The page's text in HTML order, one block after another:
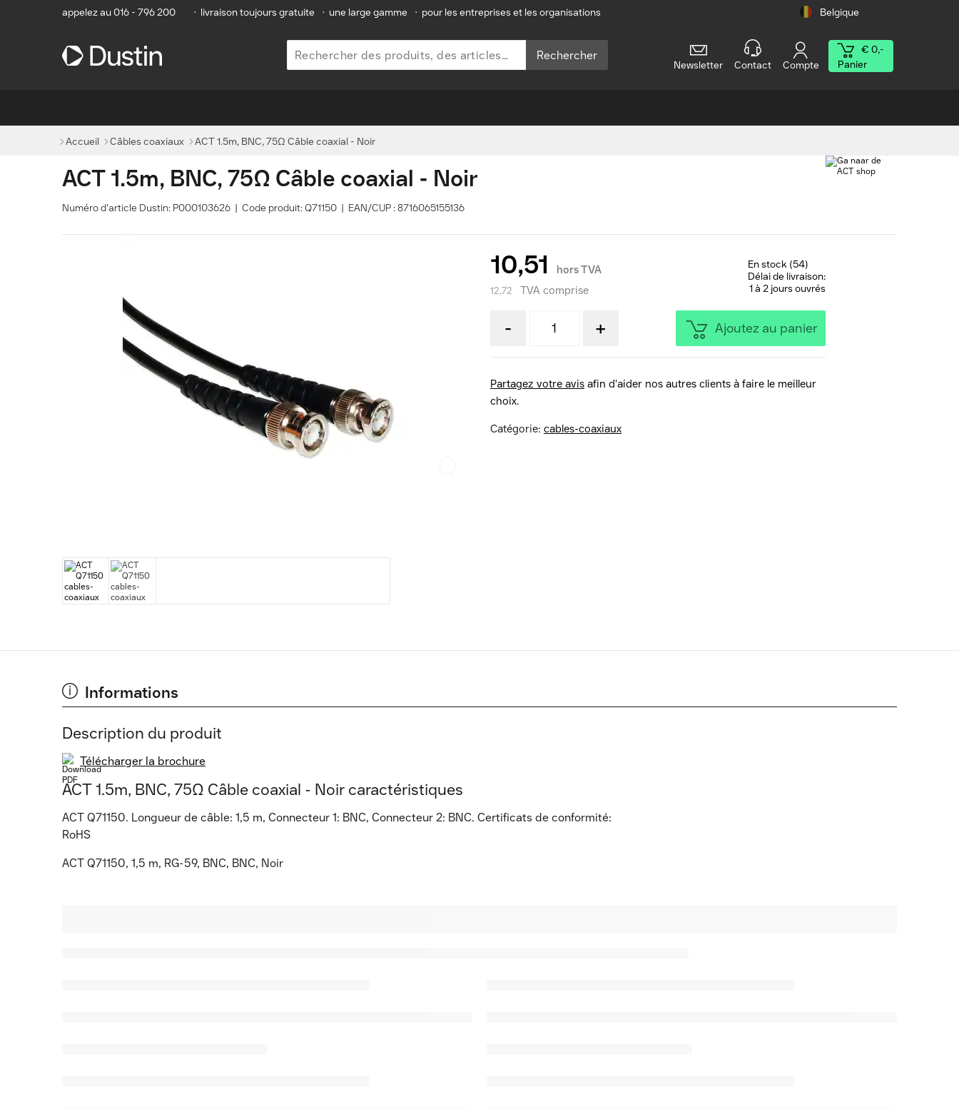
appelez au 016 - 796 200 • livraison toujours gratuite • une large gamme • pour les entreprises et les organisations Belgique
Rechercher
Newsletter Contact Compte
€ 0,-
Panier
Accueil Câbles coaxiaux ACT 1.5m, BNC, 75Ω Câble coaxial - Noir
ACT 1.5m, BNC, 75Ω Câble coaxial - Noir
Numéro d'article Dustin: P000103626 | Code produit: Q71150 | EAN/CUP : 8716065155136
10,51 hors TVA
12,72 TVA comprise
En stock (54)
Délai de livraison:
1 à 2 jours ouvrés
- + Ajoutez au panier
Partagez votre avis afin d'aider nos autres clients à faire le meilleur
choix.
Catégorie: cables-coaxiaux
Informations
Description du produit
Télécharger la brochure
ACT 1.5m, BNC, 75Ω Câble coaxial - Noir caractéristiques
ACT Q71150. Longueur de câble: 1,5 m, Connecteur 1: BNC, Connecteur 2: BNC. Certificats de conformité:
RoHS
ACT Q71150, 1,5 m, RG-59, BNC, BNC, Noir